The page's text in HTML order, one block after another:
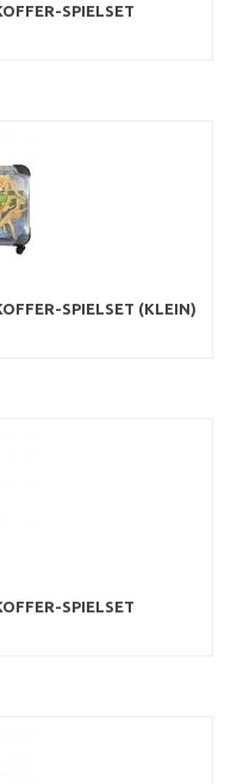
SPIELSET
SPIELSET (KLEIN)
SPIELSET